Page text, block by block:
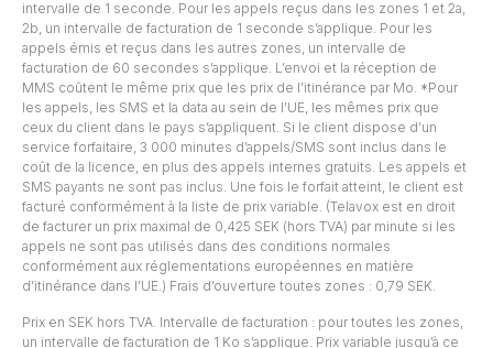
intervalle de 1 seconde. Pour les appels reçus dans les zones 1 et 2a,
2b, un intervalle de facturation de 1 seconde s’applique. Pour les
appels émis et reçus dans les autres zones, un intervalle de
facturation de 60 secondes s’applique. L’envoi et la réception de
MMS coûtent le même prix que les prix de l’itinérance par Mo. *Pour
les appels, les SMS et la data au sein de l’UE, les mêmes prix que
ceux du client dans le pays s’appliquent. Si le client dispose d’un
service forfaitaire, 3 000 minutes d’appels/SMS sont inclus dans le
coût de la licence, en plus des appels internes gratuits. Les appels et
SMS payants ne sont pas inclus. Une fois le forfait atteint, le client est
facturé conformément à la liste de prix variable. (Telavox est en droit
de facturer un prix maximal de 0,425 SEK (hors TVA) par minute si les
appels ne sont pas utilisés dans des conditions normales
conformément aux réglementations européennes en matière
d’itinérance dans l’UE.) Frais d’ouverture toutes zones : 0,79 SEK.
Prix en SEK hors TVA. Intervalle de facturation : pour toutes les zones,
un intervalle de facturation de 1 Ko s’applique. Prix variable jusqu’à ce